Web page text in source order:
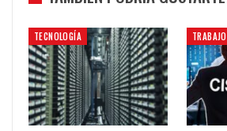
TECNOLOGÍA TRABAJO